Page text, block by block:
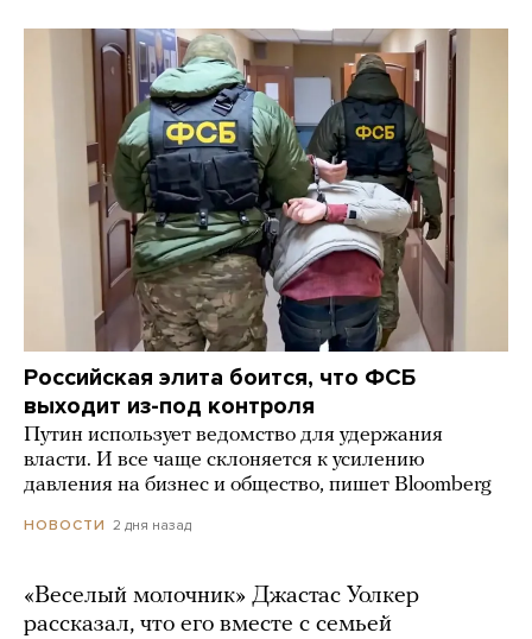
Российская элита боится, что ФСБ
выходит из-под контроля
Путин использует ведомство для удержания
власти. И все чаще склоняется к усилению
давления на бизнес и общество, пишет Bloomberg
НОВОСТИ 2 дня назад
«Веселый молочник» Джастас Уолкер
рассказал, что его вместе с семьей